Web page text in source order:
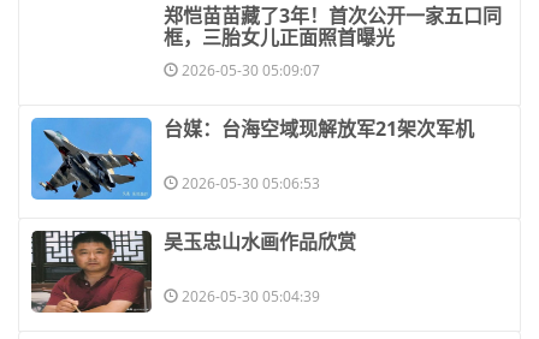
​郑恺苗苗藏了3年！首次公开一家五口同
框，三胎女儿正面照首曝光
2026-05-30 05:09:07
​台媒：台海空域现解放军21架次军机
2026-05-30 05:06:53
​吴玉忠山水画作品欣赏
2026-05-30 05:04:39